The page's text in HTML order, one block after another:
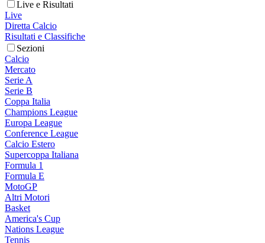
Live e Risultati
Live
Diretta Calcio
Risultati e Classifiche
Sezioni
Calcio
Mercato
Serie A
Serie B
Coppa Italia
Champions League
Europa League
Conference League
Calcio Estero
Supercoppa Italiana
Formula 1
Formula E
MotoGP
Altri Motori
Basket
America's Cup
Nations League
Tennis